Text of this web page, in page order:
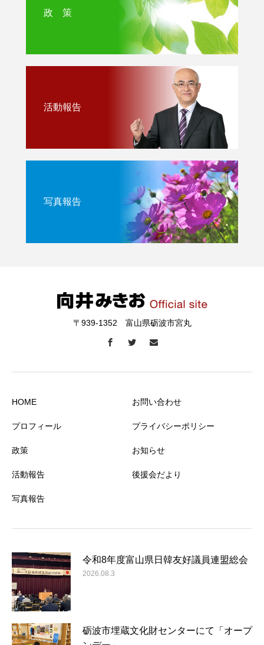
政 策
活動報告
写真報告
〒939-1352 富山県砺波市宮丸
HOME
プロフィール
政策
活動報告
写真報告
お問い合わせ
プライバシーポリシー
お知らせ
後援会だより
令和8年度富山県日韓友好議員連盟総会
2026.08.3
砺波市埋蔵文化財センターにて「オープ